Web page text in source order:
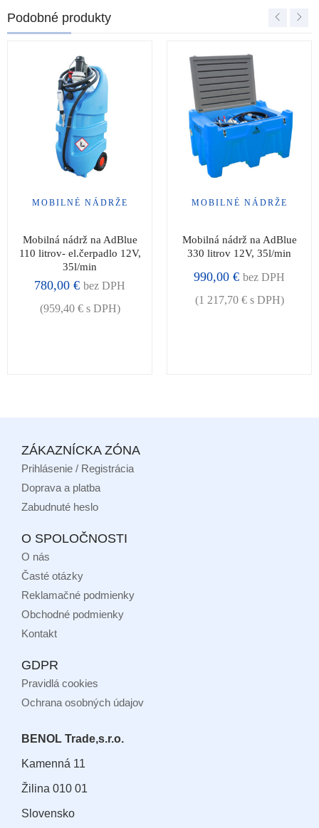
Podobné produkty
MOBILNÉ NÁDRŽE
Mobilná nádrž na AdBlue
110 litrov- el.čerpadlo 12V,
35l/min
780,00 € bez DPH
(959,40 €s DPH)
MOBILNÉ NÁDRŽE
Mobilná nádrž na AdBlue
330 litrov 12V, 35l/min
990,00 € bez DPH
(1 217,70 €s DPH)
ZÁKAZNÍCKA ZÓNA
Prihlásenie / Registrácia
Doprava a platba
Zabudnuté heslo
O SPOLOČNOSTI
O nás
Časté otázky
Reklamačné podmienky
Obchodné podmienky
Kontakt
GDPR
Pravidlá cookies
Ochrana osobných údajov
BENOL Trade,s.r.o.
Kamenná 11
Žilina 010 01
Slovensko